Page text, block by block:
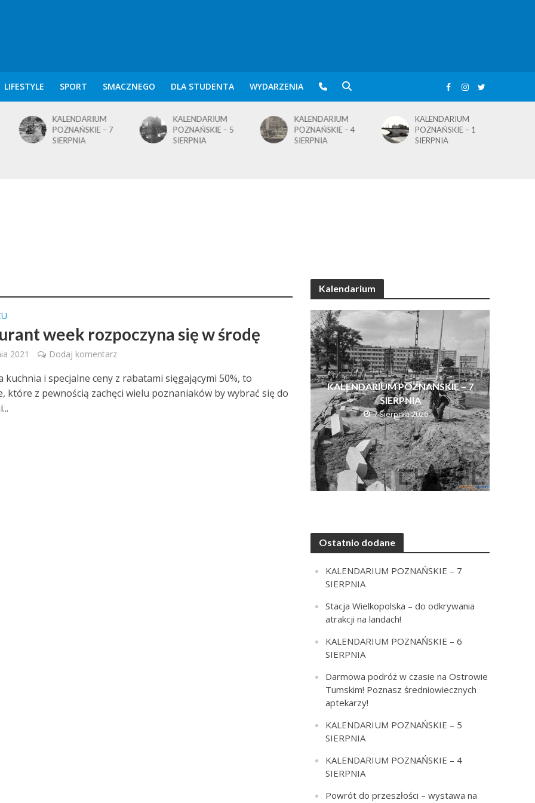
LIFESTYLE SPORT SMACZNEGO DLA STUDENTA WYDARZENIA
KALENDARIUM
POZNAŃSKIE – 7
SIERPNIA
KALENDARIUM
POZNAŃSKIE – 5
SIERPNIA
KALENDARIUM
POZNAŃSKIE – 4
SIERPNIA
KALENDARIUM
POZNAŃSKIE – 1
SIERPNIA
week rozpoczyna się w środę
2021 Dodaj komentarz
kuchnia i specjalne ceny z rabatami sięgającymi 50%, to
które z pewnością zachęci wielu poznaniaków by wybrać się do
Kalendarium
KALENDARIUM POZNAŃSKIE – 7
SIERPNIA
7 Sierpnia 2026
Ostatnio dodane
KALENDARIUM POZNAŃSKIE – 7
SIERPNIA
Stacja Wielkopolska – do odkrywania
atrakcji na landach!
KALENDARIUM POZNAŃSKIE – 6
SIERPNIA
Darmowa podróż w czasie na Ostrowie
Tumskim! Poznasz średniowiecznych
aptekarzy!
KALENDARIUM POZNAŃSKIE – 5
SIERPNIA
KALENDARIUM POZNAŃSKIE – 4
SIERPNIA
Powrót do przeszłości – wystawa na